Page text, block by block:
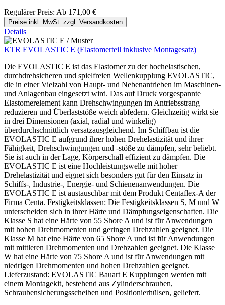
Regulärer Preis: Ab 171,00 €
Preise inkl. MwSt. zzgl. Versandkosten
Details
KTR EVOLASTIC E (Elastomerteil inklusive Montagesatz)
Die EVOLASTIC E ist das Elastomer zu der hochelastischen,
durchdrehsicheren und spielfreien Wellenkupplung EVOLASTIC,
die in einer Vielzahl von Haupt- und Nebenantrieben im Maschinen-
und Anlagenbau eingesetzt wird. Das auf Druck vorgespannte
Elastomerelement kann Drehschwingungen im Antriebsstrang
reduzieren und Überlaststöße weich abfedern. Gleichzeitig wirkt sie
in drei Dimensionen (axial, radial und winkelig)
überdurchschnittlich versatzausgleichend. Im Schiffbau ist die
EVOLASTIC E aufgrund ihrer hohen Drehelastizität und ihrer
Fähigkeit, Drehschwingungen und -stöße zu dämpfen, sehr beliebt.
Sie ist auch in der Lage, Körperschall effizient zu dämpfen. Die
EVOLASTIC E ist eine Hochleistungswelle mit hoher
Drehelastizität und eignet sich besonders gut für den Einsatz in
Schiffs-, Industrie-, Energie- und Schienenanwendungen. Die
EVOLASTIC E ist austauschbar mit dem Produkt Centaflex-A der
Firma Centa. Festigkeitsklassen: Die Festigkeitsklassen S, M und W
unterscheiden sich in ihrer Härte und Dämpfungseigenschaften. Die
Klasse S hat eine Härte von 55 Shore A und ist für Anwendungen
mit hohen Drehmomenten und geringen Drehzahlen geeignet. Die
Klasse M hat eine Härte von 65 Shore A und ist für Anwendungen
mit mittleren Drehmomenten und Drehzahlen geeignet. Die Klasse
W hat eine Härte von 75 Shore A und ist für Anwendungen mit
niedrigen Drehmomenten und hohen Drehzahlen geeignet.
Lieferzustand: EVOLASTIC Bauart E Kupplungen werden mit
einem Montagekit, bestehend aus Zylinderschrauben,
Schraubensicherungsscheiben und Positionierhülsen, geliefert.